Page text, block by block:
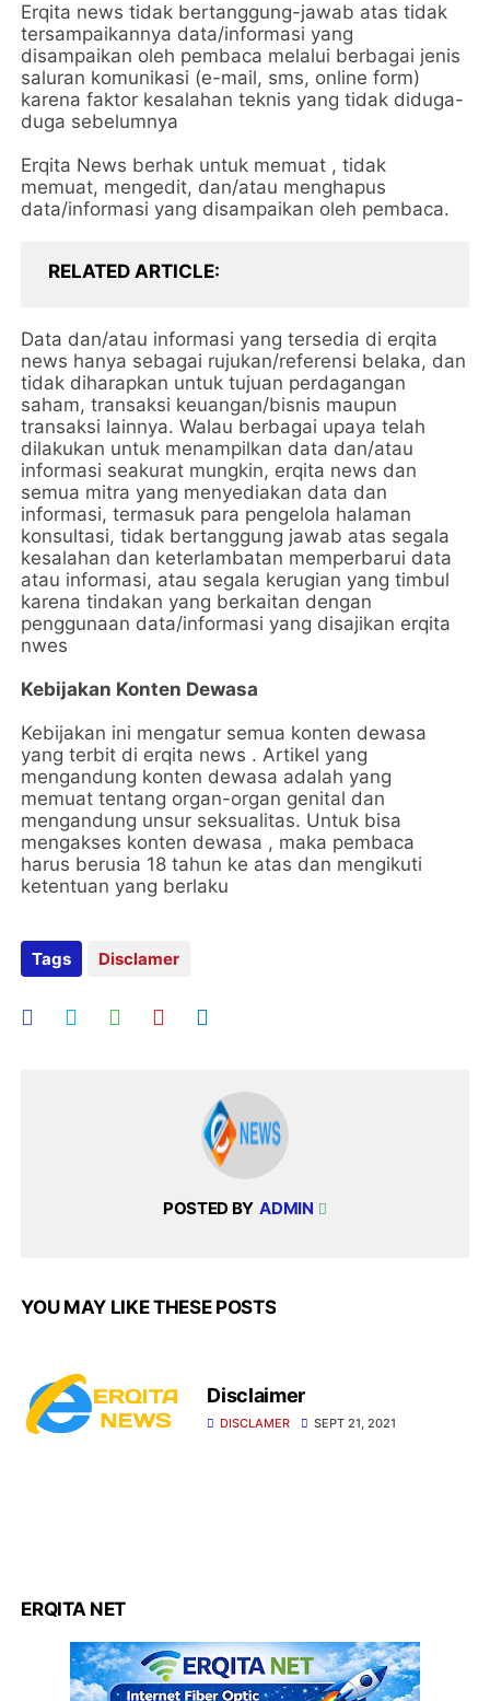
Erqita news tidak bertanggung-jawab atas tidak
tersampaikannya data/informasi yang
disampaikan oleh pembaca melalui berbagai jenis
saluran komunikasi (e-mail, sms, online form)
karena faktor kesalahan teknis yang tidak diduga-
duga sebelumnya
Erqita News berhak untuk memuat , tidak
memuat, mengedit, dan/atau menghapus
data/informasi yang disampaikan oleh pembaca.
RELATED ARTICLE
Data dan/atau informasi yang tersedia di erqita
news hanya sebagai rujukan/referensi belaka, dan
tidak diharapkan untuk tujuan perdagangan
saham, transaksi keuangan/bisnis maupun
transaksi lainnya. Walau berbagai upaya telah
dilakukan untuk menampilkan data dan/atau
informasi seakurat mungkin, erqita news dan
semua mitra yang menyediakan data dan
informasi, termasuk para pengelola halaman
konsultasi, tidak bertanggung jawab atas segala
kesalahan dan keterlambatan memperbarui data
atau informasi, atau segala kerugian yang timbul
karena tindakan yang berkaitan dengan
penggunaan data/informasi yang disajikan erqita
nwes
Kebijakan Konten Dewasa
Kebijakan ini mengatur semua konten dewasa
yang terbit di erqita news . Artikel yang
mengandung konten dewasa adalah yang
memuat tentang organ-organ genital dan
mengandung unsur seksualitas. Untuk bisa
mengakses konten dewasa , maka pembaca
harus berusia 18 tahun ke atas dan mengikuti
ketentuan yang berlaku
Tags Disclamer
POSTED BY ADMIN
YOU MAY LIKE THESE POSTS
Disclaimer
DISCLAMER SEPT 21, 2021
ERQITA NET